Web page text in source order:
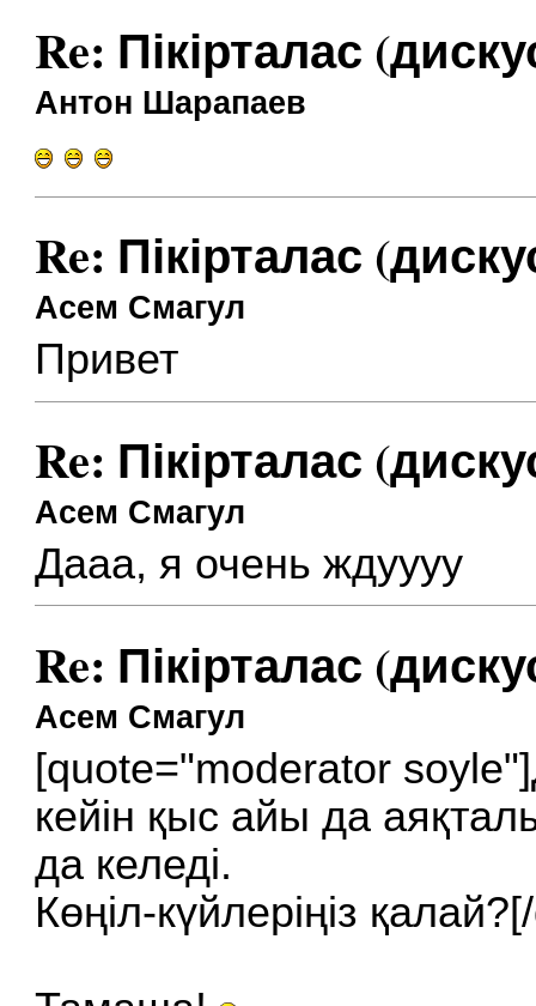
Re: Пікірталас
Антон Шарапаев
Re: Пікірталас
Асем Смагул
Привет
Re: Пікірталас
Асем Смагул
Дааа, я очень ждуууу
Re: Пікірталас
Асем Смагул
[quote="moderator
кейін қыс айы да
да келеді.
Көңіл-күйлеріңіз